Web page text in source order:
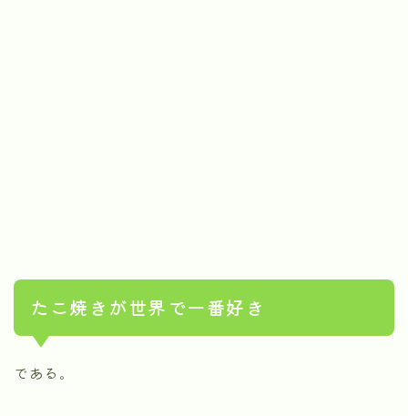
たこ焼きが世界で一番好き
である。